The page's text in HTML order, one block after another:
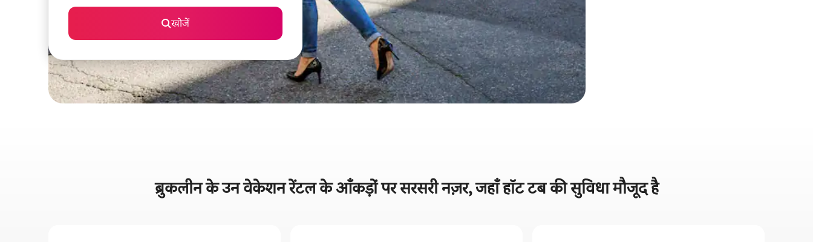
खोजें
ब्रुकलीन के उन वेकेशन रेंटल के आँकड़ों पर सरसरी नज़र, जहाँ हॉट टब की सुविधा मौजूद है